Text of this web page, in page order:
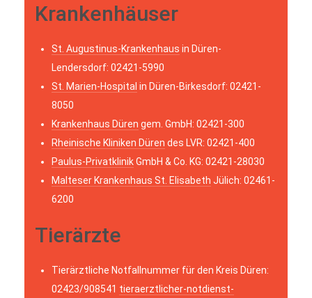
Krankenhäuser
St. Augustinus-Krankenhaus in Düren-
Lendersdorf: 02421-5990
St. Marien-Hospital in Düren-Birkesdorf: 02421-
8050
Krankenhaus Düren gem. GmbH: 02421-300
Rheinische Kliniken Düren des LVR: 02421-400
Paulus-PrivatklinikGmbH & Co. KG: 02421-28030
Malteser Krankenhaus St. Elisabeth Jülich: 02461-
6200
Tierärzte
Tierärztliche Notfallnummer für den Kreis Düren:
02423/908541 tieraerztlicher-notdienst-